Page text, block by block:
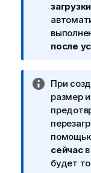
р
и
м
е
н
и
е
к
и
н
ф
после
П
р
и
м
е
ч
а
При
размер
сейчасв
будет